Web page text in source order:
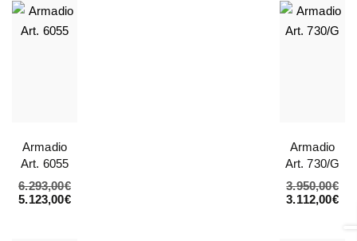
Armadio
Art. 6055
6.293,00€
5.123,00€
Armadio
Art. 730/G
3.950,00€
3.112,00€